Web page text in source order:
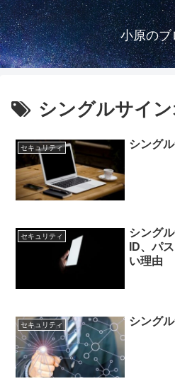
小原のブ
シングルサイ
セキュリティ シング
セキュリティ
シング
ID、パ
い理由
セキュリティ シング